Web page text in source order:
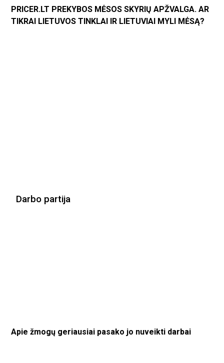
PRICER.LT PREKYBOS MĖSOS SKYRIŲ APŽVALGA. AR
TIKRAI LIETUVOS TINKLAI IR LIETUVIAI MYLI MĖSĄ?
Darbo partija
Apie žmogų geriausiai pasako jo nuveikti darbai